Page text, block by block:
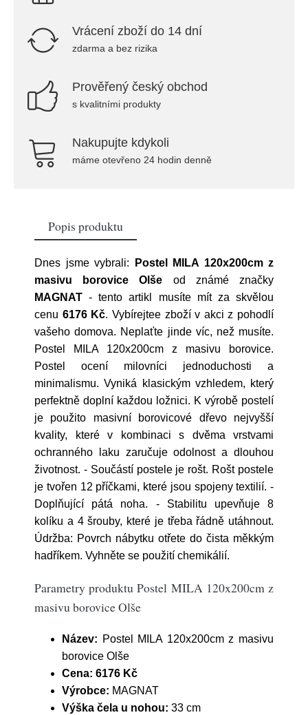
Vrácení zboží do 14 dní
zdarma a bez rizika
Prověřený český obchod
s kvalitními produkty
Nakupujte kdykoli
máme otevřeno 24 hodin denně
Popis produktu
Dnes jsme vybrali:
Postel MILA 120x200cm z
masivu borovice Olše od známé značky
MAGNAT - tento artikl musíte mít za skvělou
cenu 6176 Kč. Vybírejtee zboží v akci z pohodlí
vašeho domova. Neplaťte jinde víc, než musíte.
Postel MILA 120x200cm z masivu borovice.
Postel ocení milovníci jednoduchosti a
minimalismu. Vyniká klasickým vzhledem, který
perfektně doplní každou ložnici. K výrobě postelí
je použito masivní borovicové dřevo nejvyšší
kvality, které v kombinaci s dvěma vrstvami
ochranného laku zaručuje odolnost a dlouhou
životnost. - Součástí postele je rošt. Rošt postele
je tvořen 12 příčkami, které jsou spojeny textilií. -
Doplňující pátá noha. - Stabilitu upevňuje 8
kolíku a 4 šrouby, které je třeba řádně utáhnout.
Údržba: Povrch nábytku otřete do čista měkkým
hadříkem. Vyhněte se použití chemikálií.
Parametry produktu Postel MILA 120x200cm z
masivu borovice Olše
Název: Postel MILA 120x200cm z masivu
borovice Olše
Cena: 6176 Kč
Výrobce: MAGNAT
Výška čela u nohou: 33 cm